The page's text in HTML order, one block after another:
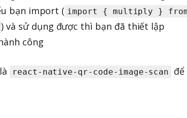
bạn import ( import { multiply }
) và sử dụng được thì bạn đã thiết lập
công
là react-native-qr-code-image-scan
để